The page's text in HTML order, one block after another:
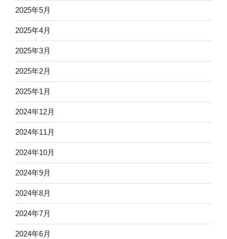
2025年5月
2025年4月
2025年3月
2025年2月
2025年1月
2024年12月
2024年11月
2024年10月
2024年9月
2024年8月
2024年7月
2024年6月